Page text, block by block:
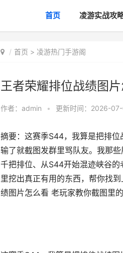
首页 凌游实战攻
首页 > 凌游热门手游阁
王者荣耀排位战绩图
作者： admin • 更新时间：2026-
摘要：这赛季S44，我算是把排
输了就截图发群里骂队友。我那
千把排位、从S44开始混迹峡谷的
里挖出真正有用的东西，帮你找
绩图片怎么看 老玩家教你截图里